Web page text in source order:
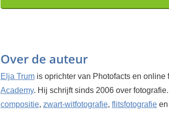
Over de auteur
Elja Trum is oprichter van Photofacts en online
Academy. Hij schrijft sinds 2006 over
compositie, zwart-witfotografie, flitsfotografie en